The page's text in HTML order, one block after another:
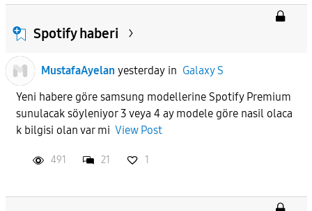
Spotify haberi
MustafaAyelan yesterdayin Galaxy S
Yeni habere göre samsung modellerine Spotify Premium
sunulacak söyleniyor 3 veya 4 ay modele göre nasil olaca
k bilgisi olan var mi View Post
491 21 1